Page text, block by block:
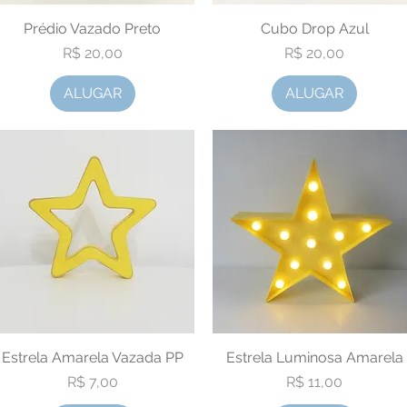
Visualização rápida
Prédio Vazado Preto
Preço
R$ 20,00
ALUGAR
Visualização rápida
Cubo Drop Azul
Preço
R$ 20,00
ALUGAR
Visualização rápida
Estrela Amarela Vazada PP
Preço
R$ 7,00
Visualização rápida
Estrela Luminosa Amarela
Preço
R$ 11,00